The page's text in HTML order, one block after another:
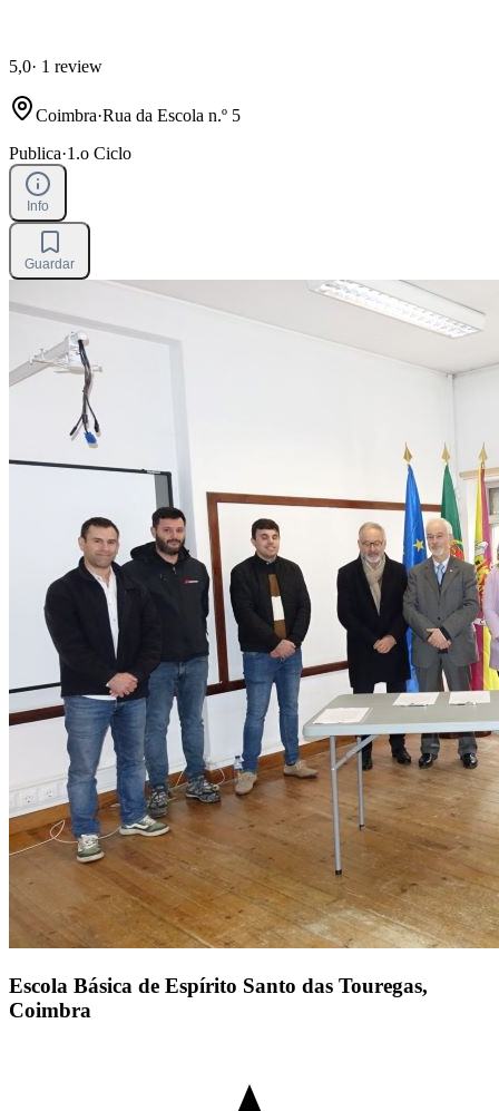
5,0· 1 review
Coimbra·Rua da Escola n.º 5
Publica·1.o Ciclo
Info
Guardar
Escola Básica de Espírito Santo das Touregas,
Coimbra